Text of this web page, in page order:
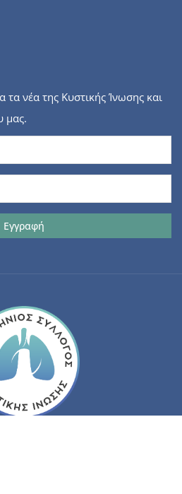
τα νέα της Κυστικής Ίνωσης και
μας.